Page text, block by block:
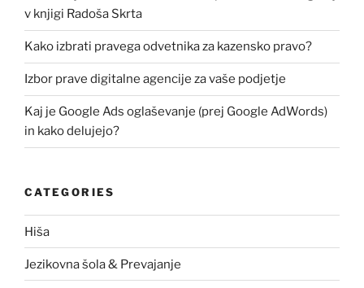
v knjigi Radoša Skrta
Kako izbrati pravega odvetnika za kazensko pravo?
Izbor prave digitalne agencije za vaše podjetje
Kaj je Google Ads oglaševanje (prej Google AdWords)
in kako delujejo?
CATEGORIES
Hiša
Jezikovna šola & Prevajanje